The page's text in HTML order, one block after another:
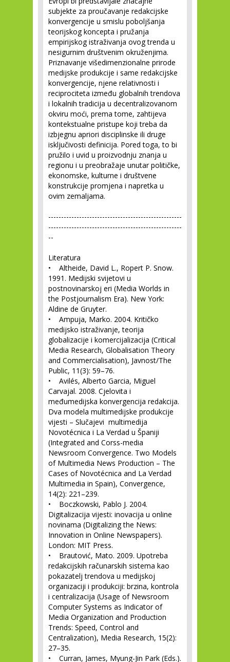
subjekte za proučavanje redakcijske
konvergencije u smislu poboljšanja
teorijskog koncepta i pružanja
empirijskog istraživanja ovog trenda u
nesigurnim društvenim okruženjima.
Priznavanje višedimenzionalne prirode
medijske produkcije i same redakcijske
konvergencije, njene relativnosti i
reciprociteta između globalnih trendova
i lokalnih tradicija u decentralizovanom
okviru moći, prema tome, zahtijeva
kontekstualne pristupe koji treba da
izbjegnu apriori disciplinske ili druge
isključivosti definicija. Pored toga, to bi
pružilo i uvid u proizvodnju znanja u
regionu i u preobražaje unutar političke,
ekonomske, kulturne i društvene
konstrukcije promjena i napretka u
ovim zemaljama.
----------------------------------------------------
----------------------------------------------------
--
Literatura
• Altheide, David L., Ropert P. Snow.
1991. Medijski svijetovi u
postnovinarskoj eri (Media Worlds in
the Postjournalism Era). New York:
Aldine de Gruyter.
• Ampuja, Marko. 2004. Kritičko
medijsko istraživanje, teorija
globalizacije i komercijalizacija (Critical
Media Research, Globalisation Theory
and Commercialisation), Javnost/The
Public, 11(3): 59–76.
• Avilés, Alberto Garcia, Miguel
Carvajal. 2008. Cjelovita i
međumedijska konvergencija redakcija.
Dva modela multimedijske produkcije
vijesti – Slučajevi multimedija
Novotécnica i La Verdad u Španiji
(Integrated and Corss-media
Newsroom Convergence. Two Models
of Multimedia News Production – The
Cases of Novotécnica and La Verdad
Multimedia in Spain), Convergence,
14(2): 221–239.
• Boczkowski, Pablo J. 2004.
Digitalizacija vijesti: inovacija u online
novinama (Digitalizing the News:
Innovation in Online Newspapers).
London: MIT Press.
• Brautović, Mato. 2009. Upotreba
redakcijskih računarskih sistema kao
pokazatelj trendova u medijskoj
organizaciji i produkciji: brzina, kontrola
i centralizacija (Usage of Newsroom
Computer Systems as Indicator of
Media Organization and Production
Trends: Speed, Control and
Centralization), Media Research, 15(2):
27–35.
• Curran, James, Myung-Jin Park (Eds.).